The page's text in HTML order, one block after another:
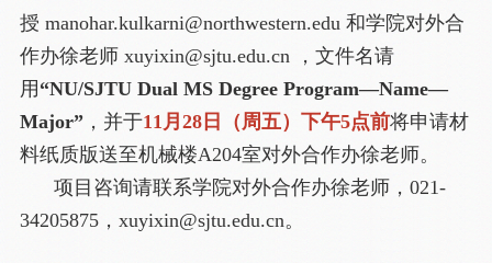
授 manohar.kulkarni@northwestern.edu 和学院对外合
作办徐老师 xuyixin@sjtu.edu.cn ，文件名请
用 “NU/SJTU Dual MS Degree Program—Name—
Major”，并于11月28日（周五）下午5点前将申请材
料纸质版送至机械楼A204室对外合作办徐老师。
项目咨询请联系学院对外合作办徐老师，021-
34205875，xuyixin@sjtu.edu.cn。